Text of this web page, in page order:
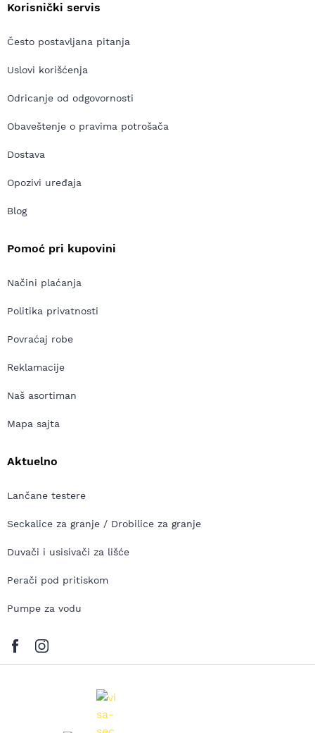
Korisnički servis
Često postavljana pitanja
Uslovi korišćenja
Odricanje od odgovornosti
Obaveštenje o pravima potrošača
Dostava
Opozivi uređaja
Blog
Pomoć pri kupovini
Načini plaćanja
Politika privatnosti
Povraćaj robe
Reklamacije
Naš asortiman
Mapa sajta
Aktuelno
Lančane testere
Seckalice za granje / Drobilice za granje
Duvači i usisivači za lišće
Perači pod pritiskom
Pumpe za vodu